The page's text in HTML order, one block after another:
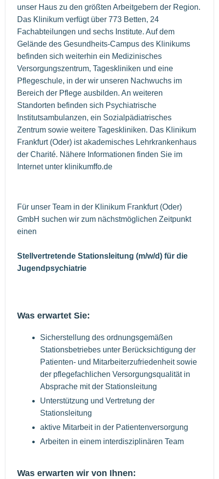
unser Haus zu den größten Arbeitgebern der Region.
Das Klinikum verfügt über 773 Betten, 24
Fachabteilungen und sechs Institute. Auf dem
Gelände des Gesundheits-Campus des Klinikums
befinden sich weiterhin ein Medizinisches
Versorgungszentrum, Tageskliniken und eine
Pflegeschule, in der wir unseren Nachwuchs im
Bereich der Pflege ausbilden. An weiteren
Standorten befinden sich Psychiatrische
Institutsambulanzen, ein Sozialpädiatrisches
Zentrum sowie weitere Tageskliniken. Das Klinikum
Frankfurt (Oder) ist akademisches Lehrkrankenhaus
der Charité. Nähere Informationen finden Sie im
Internet unter klinikumffo.de
Für unser Team in der Klinikum Frankfurt (Oder)
GmbH suchen wir zum nächstmöglichen Zeitpunkt
einen
Stellvertretende Stationsleitung (m/w/d) für die
Jugendpsychiatrie
Was erwartet Sie:
Sicherstellung des ordnungsgemäßen
Stationsbetriebes unter Berücksichtigung der
Patienten- und Mitarbeiterzufriedenheit sowie
der pflegefachlichen Versorgungsqualität in
Absprache mit der Stationsleitung
Unterstützung und Vertretung der
Stationsleitung
aktive Mitarbeit in der Patientenversorgung
Arbeiten in einem interdisziplinären Team
Was erwarten wir von Ihnen: